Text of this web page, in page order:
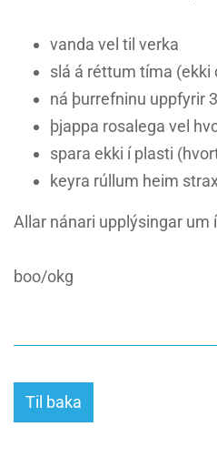
vanda vel til verka
slá á réttum tíma (ekki
ná þurrefninu uppfyrir
þjappa rosalega vel
spara ekki í plasti
keyra rúllum heim
Allar nánari upplýsingar
boo/okg
Til baka